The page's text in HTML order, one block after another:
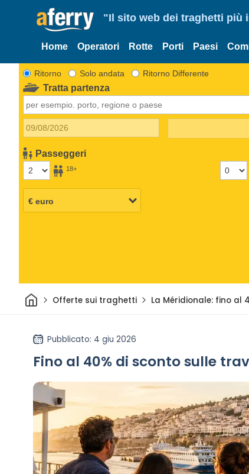
"Il sito web dei traghetti più
Home Operatori Rotte Porti Paesi
Ritorno Solo andata Ritorno Differente
Tratta partenza
Passeggeri
18+
CasaOfferte sui traghetti La Méridionale: fino al
Pubblicato: 4 giu 2026
Fino al 40% di sconto sulle